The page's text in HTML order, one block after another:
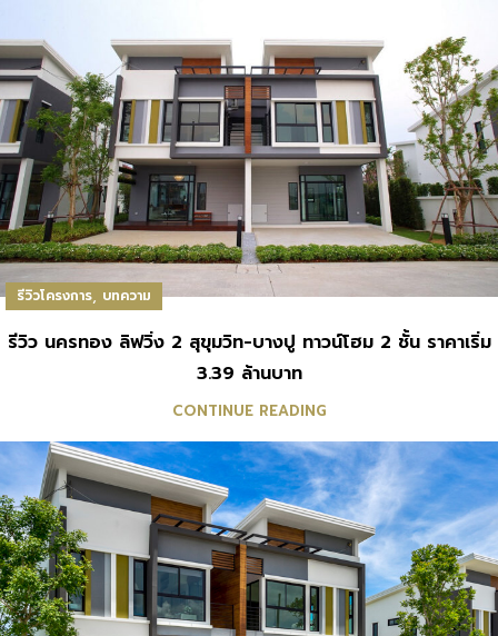
รีวิวโครงการ, บทความ
รีวิว นครทอง ลิฟวิ่ง 2 สุขุมวิท-บางปู ทาวน์โฮม 2 ชั้น ราคาเริ่ม
3.39 ล้านบาท
CONTINUE READING